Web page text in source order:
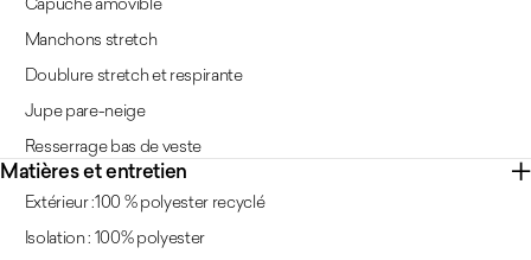
Manchons stretch
Doublure stretch et respirante
Jupe pare-neige
Resserrage bas de veste
Matières et entretien
Extérieur :100 % polyester recyclé
Isolation : 100% polyester